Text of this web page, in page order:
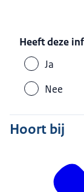
Heeft deze
Ja
Nee
Hoort bij